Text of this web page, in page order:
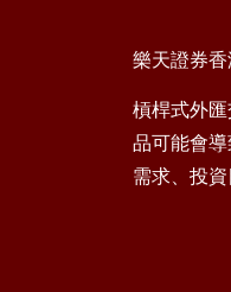
樂天證券
槓桿式外
品可能會
需求、投